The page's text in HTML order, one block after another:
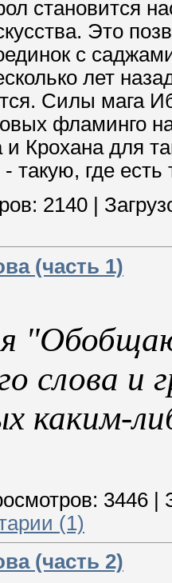
становится
Это
с
лет
Силы мага
фламинго
Крохана для
такую, где
2140
(часть 1)
слова и
каким-
3446
(1)
(часть 2)